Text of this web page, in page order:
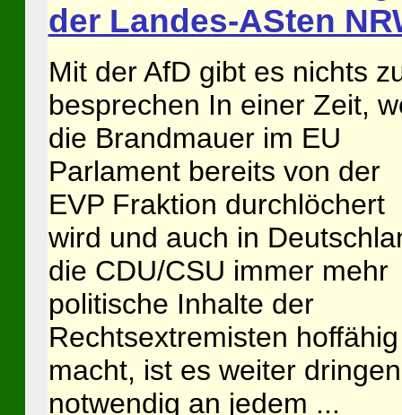
der Landes-ASten
Mit der AfD gibt es nichts
besprechen In einer Zeit,
die Brandmauer im EU
Parlament bereits von der
EVP Fraktion durchlöchert
wird und auch in
die CDU/CSU immer mehr
politische Inhalte der
Rechtsextremisten hoffähig
macht, ist es weiter
notwendig an jedem ...